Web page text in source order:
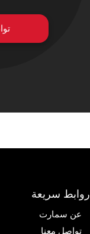
روابط سريعة
عن سمارت
تواصل معنا